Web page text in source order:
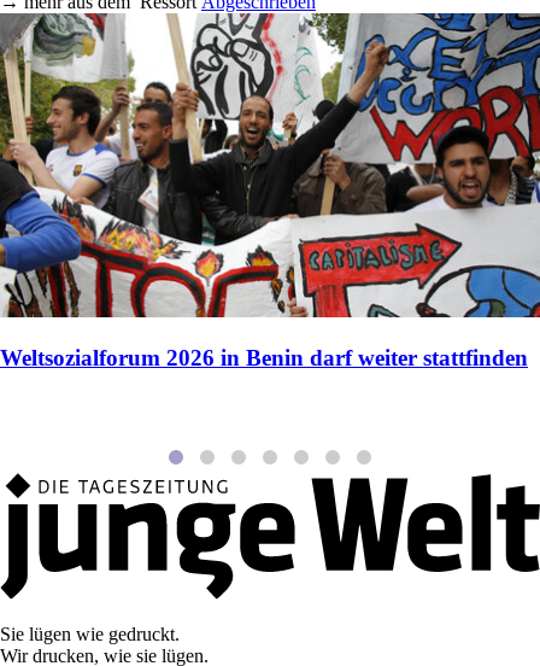
Weltsozialforum 2026 in Benin darf weiter stattfinden
Sie lügen wie gedruckt.
Wir drucken, wie sie lügen.